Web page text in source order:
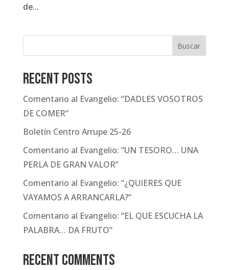
de...
Buscar
Recent Posts
Comentario al Evangelio: “DADLES VOSOTROS
DE COMER”
Boletín Centro Arrupe 25-26
Comentario al Evangelio: “UN TESORO… UNA
PERLA DE GRAN VALOR”
Comentario al Evangelio: “¿QUIERES QUE
VAYAMOS A ARRANCARLA?”
Comentario al Evangelio: “EL QUE ESCUCHA LA
PALABRA… DA FRUTO”
Recent Comments